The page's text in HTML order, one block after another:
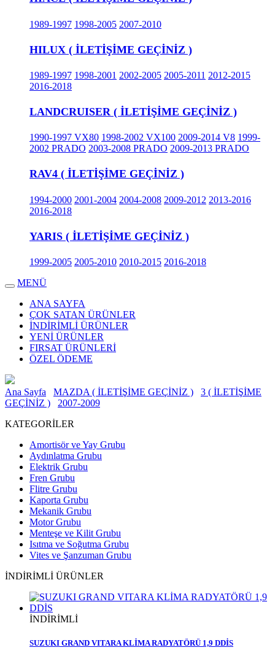
1989-1997 1998-2005 2007-2010
HILUX ( İLETİŞİME GEÇİNİZ )
1989-1997 1998-2001 2002-2005 2005-2011 2012-2015
2016-2018
LANDCRUISER ( İLETİŞİME GEÇİNİZ )
1990-1997 VX80 1998-2002 VX100 2009-2014 V8 1999-
2002 PRADO 2003-2008 PRADO 2009-2013 PRADO
RAV4 ( İLETİŞİME GEÇİNİZ )
1994-2000 2001-2004 2004-2008 2009-2012 2013-2016
2016-2018
YARIS ( İLETİŞİME GEÇİNİZ )
1999-2005 2005-2010 2010-2015 2016-2018
MENÜ
ANA SAYFA
ÇOK SATAN ÜRÜNLER
İNDİRİMLİ ÜRÜNLER
YENİ ÜRÜNLER
FIRSAT ÜRÜNLERİ
ÖZEL ÖDEME
Ana Sayfa MAZDA ( İLETİŞİME GEÇİNİZ )
3 ( İLETİŞİME
GEÇİNİZ )
2007-2009
KATEGORİLER
Amortisör ve Yay Grubu
Aydınlatma Grubu
Elektrik Grubu
Fren Grubu
Flitre Grubu
Kaporta Grubu
Mekanik Grubu
Motor Grubu
Menteşe ve Kilit Grubu
Isıtma ve Soğutma Grubu
Vites ve Şanzuman Grubu
İNDİRİMLİ ÜRÜNLER
İNDİRİMLİ
SUZUKI GRAND VITARA KLİMA RADYATÖRÜ 1,9 DDİS